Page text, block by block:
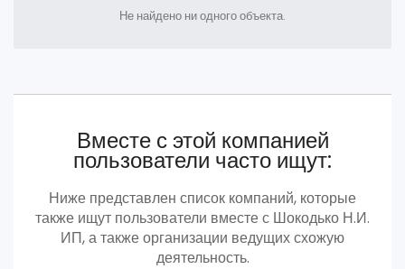
Не найдено ни одного объекта.
Вместе с этой компанией
пользователи часто ищут:
Ниже представлен список компаний, которые
также ищут пользователи вместе с Шокодько Н.И.
ИП, а также организации ведущих схожую
деятельность.